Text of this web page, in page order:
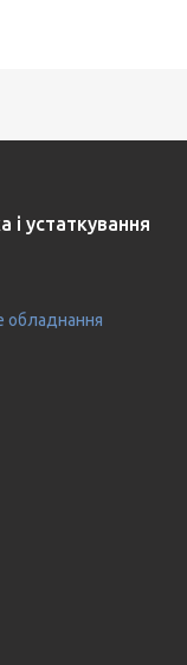
і устаткування
обладнання